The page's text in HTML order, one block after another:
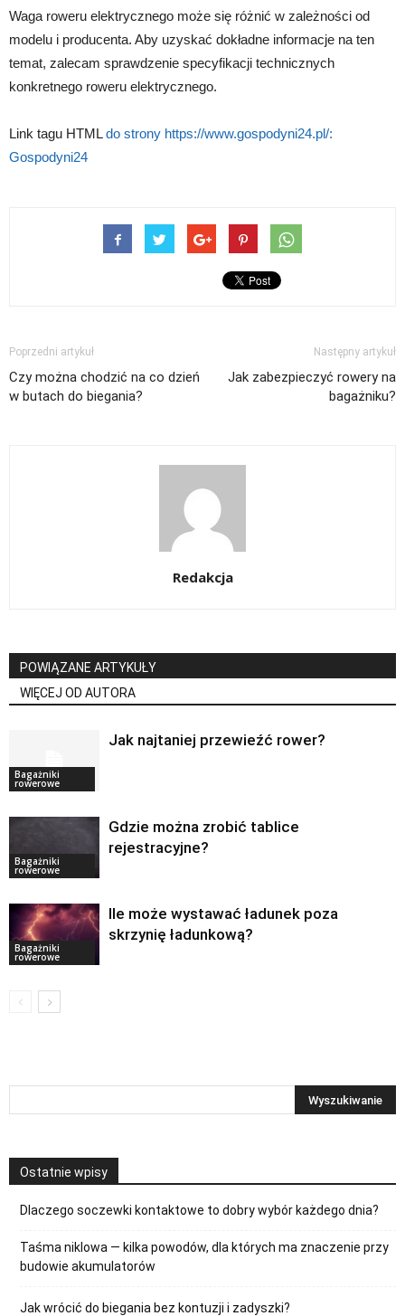
Waga roweru elektrycznego może się różnić w zależności od
modelu i producenta. Aby uzyskać dokładne informacje na ten
temat, zalecam sprawdzenie specyfikacji technicznych
konkretnego roweru elektrycznego.
Link tagu HTMLdo strony https://www.gospodyni24.pl/:
Gospodyni24
Poprzedni artykuł
Czy można chodzić na co dzień
w butach do biegania?
Następny artykuł
Jak zabezpieczyć rowery na
bagażniku?
Redakcja
POWIĄZANE ARTYKUŁY
WIĘCEJ OD AUTORA
Bagażniki
rowerowe
Jak najtaniej przewieźć rower?
Bagażniki
rowerowe
Gdzie można zrobić tablice
rejestracyjne?
Bagażniki
rowerowe
Ile może wystawać ładunek poza
skrzynię ładunkową?
Ostatnie wpisy
Dlaczego soczewki kontaktowe to dobry wybór każdego dnia?
Taśma niklowa — kilka powodów, dla których ma znaczenie przy
budowie akumulatorów
Jak wrócić do biegania bez kontuzji i zadyszki?